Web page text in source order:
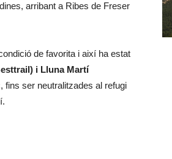
arribant a Ribes de Freser
de favorita i així ha estat
i Lluna Martí
fins ser neutralitzades al refugi